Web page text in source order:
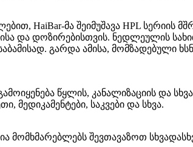
HaiBar-მა შეიმუშავა HPL
და დოზირებისთვის. ნედლეულის
გარდა ამისა, მომზადებული
წყლის, კანალიზაციის და
მედიკამენტები, საკვები და სხვა.
მომხმარებლებს შევთავაზოთ